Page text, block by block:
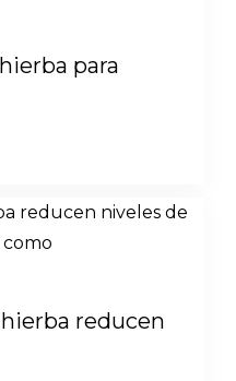
para
hierba reducen